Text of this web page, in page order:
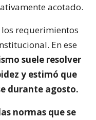
acotado.
requerimientos
En ese
suele resolver
y estimó que
durante agosto.
normas que se